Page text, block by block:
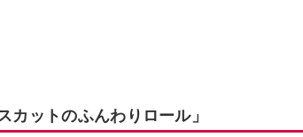
カットのふんわりロール」